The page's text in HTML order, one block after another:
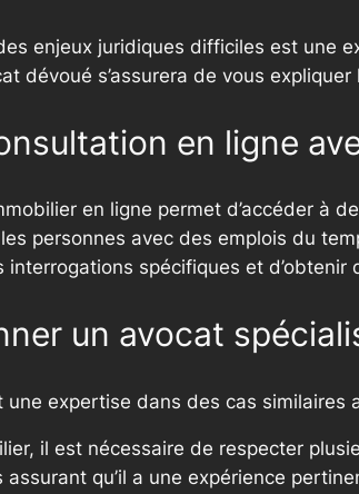
enjeux juridiques difficiles est une
dévoué s’assurera de vous
en ligne
en ligne permet d’accéder à
personnes avec des emplois du
spécifiques et
un avocat
expertise dans des cas similaires
il est nécessaire de respecter
assurant qu’il a une expérience